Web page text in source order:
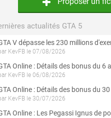
actualités GTA 5
V dépasse les 230 millions
KevFB le 07/08/2026
KevFB le 06/08/2026
KevFB le 30/07/2026